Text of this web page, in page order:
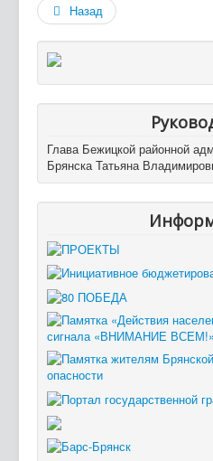
Назад
Глава Бежицкой районной
Брянска Татьяна